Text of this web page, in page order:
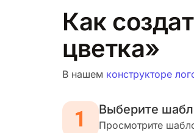
Как
цветка»
В нашем конструкторе
Выберите
Просмотрите